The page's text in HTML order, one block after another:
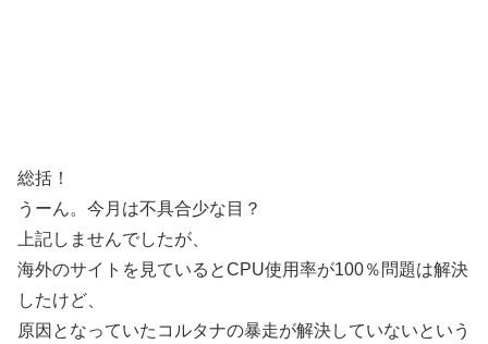
総括！
うーん。今月は不具合少な目？
上記しませんでしたが、
海外のサイトを見ているとCPU使用率が100％問題は解決
したけど、
原因となっていたコルタナの暴走が解決していないという